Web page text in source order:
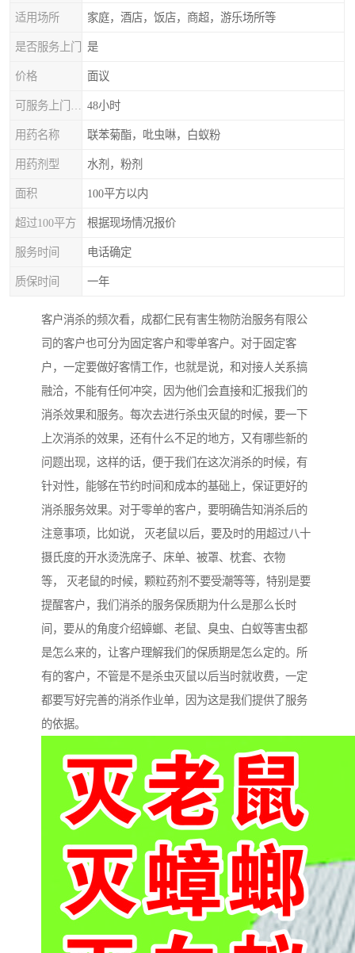
适用场所 家庭，酒店，饭店，商超，游乐场所等
是否服务上门 是
价格 面议
48小时
用药名称 联苯菊酯，吡虫啉，白蚁粉
用药剂型 水剂，粉剂
面积 100平方以内
超过100平方 根据现场情况报价
服务时间 电话确定
质保时间 一年
客户消杀的频次看，成都仁民有害生物防治服务有限公
司的客户也可分为固定客户和零单客户。对于固定客
户，一定要做好客情工作，也就是说，和对接人关系搞
融洽，不能有任何冲突，因为他们会直接和汇报我们的
消杀效果和服务。每次去进行杀虫灭鼠的时候，要一下
上次消杀的效果，还有什么不足的地方，又有哪些新的
问题出现，这样的话，便于我们在这次消杀的时候，有
针对性，能够在节约时间和成本的基础上，保证更好的
消杀服务效果。对于零单的客户，要明确告知消杀后的
注意事项，比如说， 灭老鼠以后，要及时的用超过八十
摄氏度的开水烫洗席子、床单、被罩、枕套、衣物
等， 灭老鼠的时候，颗粒药剂不要受潮等等，特别是要
提醒客户，我们消杀的服务保质期为什么是那么长时
间，要从的角度介绍蟑螂、老鼠、臭虫、白蚁等害虫都
是怎么来的，让客户理解我们的保质期是怎么定的。所
有的客户，不管是不是杀虫灭鼠以后当时就收费，一定
都要写好完善的消杀作业单，因为这是我们提供了服务
的依据。